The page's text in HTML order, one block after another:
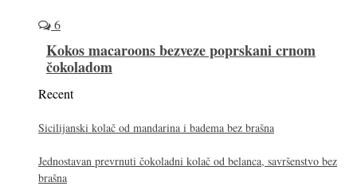
6
Kokos macaroons bezveze poprskani crnom
čokoladom
Recent
Sicilijanski kolač od mandarina i badema bez brašna
Jednostavan prevrnuti čokoladni kolač od belanca, savršenstvo bez
brašna